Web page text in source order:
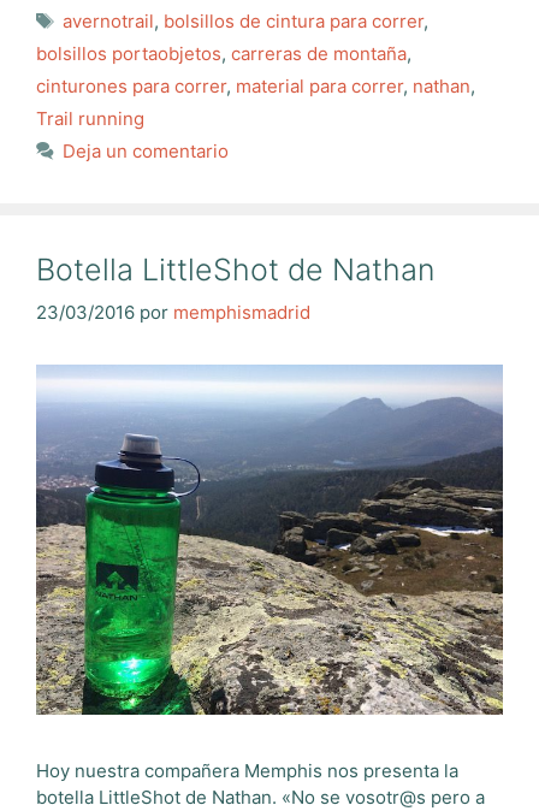
Etiquetas
avernotrail, bolsillos de cintura para correr,
bolsillos portaobjetos, carreras de montaña,
cinturones para correr, material para correr, nathan,
Trail running
Deja un comentario
Botella LittleShot de Nathan
23/03/2016 por memphismadrid
Hoy nuestra compañera Memphis nos presenta la
botella LittleShot de Nathan. «No se vosotr@s pero a